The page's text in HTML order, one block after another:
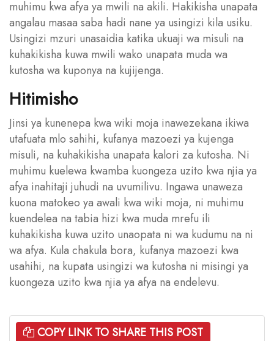
muhimu kwa afya ya mwili na akili. Hakikisha unapata
angalau masaa saba hadi nane ya usingizi kila usiku.
Usingizi mzuri unasaidia katika ukuaji wa misuli na
kuhakikisha kuwa mwili wako unapata muda wa
kutosha wa kuponya na kujijenga.
Hitimisho
Jinsi ya kunenepa kwa wiki moja inawezekana ikiwa
utafuata mlo sahihi, kufanya mazoezi ya kujenga
misuli, na kuhakikisha unapata kalori za kutosha. Ni
muhimu kuelewa kwamba kuongeza uzito kwa njia ya
afya inahitaji juhudi na uvumilivu. Ingawa unaweza
kuona matokeo ya awali kwa wiki moja, ni muhimu
kuendelea na tabia hizi kwa muda mrefu ili
kuhakikisha kuwa uzito unaopata ni wa kudumu na ni
wa afya. Kula chakula bora, kufanya mazoezi kwa
usahihi, na kupata usingizi wa kutosha ni misingi ya
kuongeza uzito kwa njia ya afya na endelevu.
COPY LINK TO SHARE THIS POST